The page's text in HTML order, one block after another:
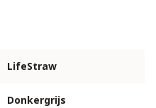
LifeStraw
Donkergrijs